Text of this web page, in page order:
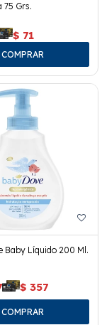
75 Grs.
$ 71
Baby Líquido 200 Ml.
$ 357